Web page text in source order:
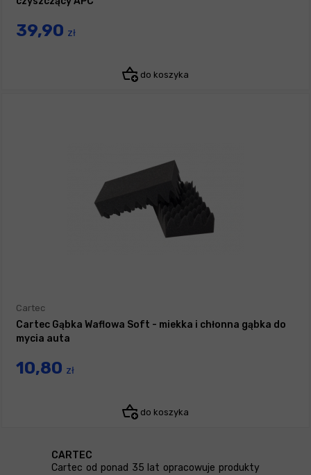
39,90 zł
do koszyka
Cartec
Cartec Gąbka Waflowa Soft - miekka i chłonna gąbka do
mycia auta
10,80 zł
do koszyka
CARTEC
Cartec od ponad 35 lat opracowuje produkty